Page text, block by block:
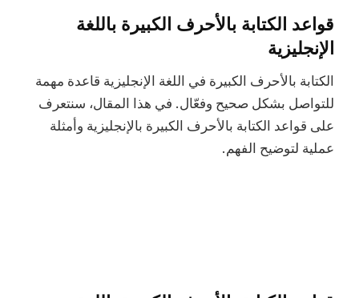
قواعد الكتابة بالأحرف الكبيرة باللغة
الإنجليزية
الكتابة بالأحرف الكبيرة في اللغة الإنجليزية قاعدة مهمة
للتواصل بشكل صحيح وفعّال. في هذا المقال، سنتعرف
على قواعد الكتابة بالأحرف الكبيرة بالإنجليزية وأمثلة
عملية لتوضيح الفهم.